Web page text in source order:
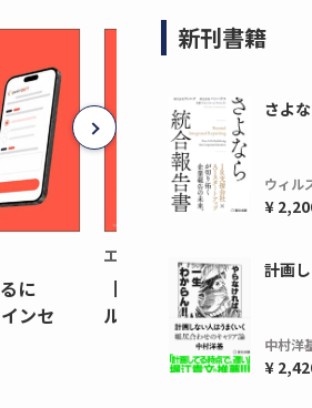
に
ンセ
エムディーピー
【月間1,000万本以上の
ルクーポンを活用した販
ダウンロー
新刊書籍
さよ
ウィル
¥
計画
中村洋
¥